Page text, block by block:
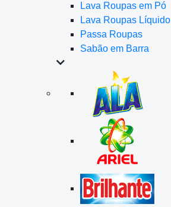
Lava Roupas em Pó
Lava Roupas Líquido
Passa Roupas
Sabão em Barra